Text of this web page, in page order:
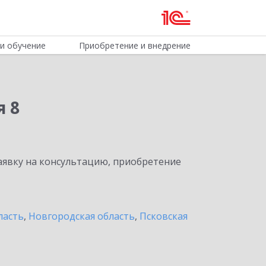
обучение Приобретение и внедрение
8
на консультацию, приобретение
, Новгородская область, Псковская